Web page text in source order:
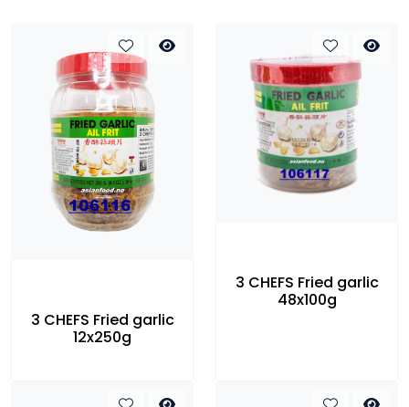
3 CHEFS Fried garlic
12x250g
3 CHEFS Fried garlic
48x100g